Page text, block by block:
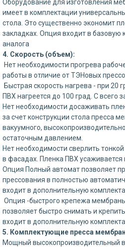
Оборудование для изготовления
имеет в комплектации
стола. Это существенно экономит
закладках. Опция входит в
аналога
4. Скорость (объем):
Нет необходимости прогрева
работы в отличие от ТЭНовых
Быстрая скорость нагрева - при 20
ПВХ нагреется до 100 град. С всего
Нет необходимости досаживать
за счет конструкции стола пресса
вакуумного,
остаточным давлением.
Нет необходимости сверлить
в фасадах. Пленка ПВХ усаживается
Опция Полный автомат позволяет
прессования в полностью
входит в дополнительную
Опция -быстрого крепежа
позволяет быстро снимать и
входит в дополнительную
5. Комплектующие пресса
Мощный высокопроизводительный